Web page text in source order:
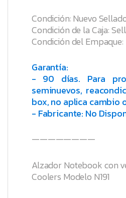
Condición: Nuevo
Condición de la Caja:
Condición del
Garantía:
- 90 días. Para
seminuevos,
box, no aplica cambio
- Fabricante: No
————————
Alzador Notebook con
Coolers Modelo N191